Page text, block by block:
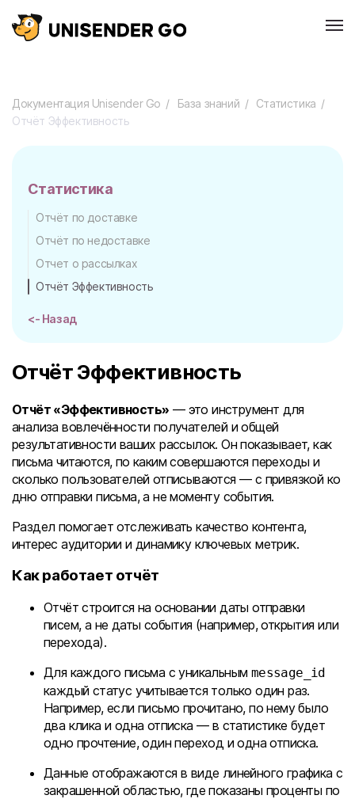
Документация Unisender Go База знаний
Статистика
Отчёт Эффективность
Статистика
Отчёт по доставке
Отчёт по недоставке
Отчет о рассылках
Отчёт Эффективность
<- Назад
Отчёт Эффективность
Отчёт «Эффективность» — это инструмент для
анализа вовлечённости получателей и общей
результативности ваших рассылок. Он показывает, как
письма читаются, по каким совершаются переходы и
сколько пользователей отписываются — с привязкой ко
дню отправки письма, а не моменту события.
Раздел помогает отслеживать качество контента,
интерес аудитории и динамику ключевых метрик.
Как работает отчёт
Отчёт строится на основании даты отправки
писем, а не даты события (например, открытия или
перехода).
Для каждого письма с уникальным message_id
каждый статус учитывается только один раз.
Например, если письмо прочитано, по нему было
два клика и одна отписка — в статистике будет
одно прочтение, один переход и одна отписка.
Данные отображаются в виде линейного графика с
закрашенной областью, где показаны проценты по